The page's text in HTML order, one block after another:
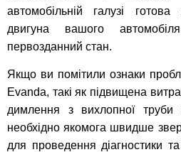
автомобільній галузі
двигуна вашого
первозданний стан.
Якщо ви помітили ознаки
Evanda, такі як підвищена
димлення з вихлопної труби
необхідно якомога швидше
для проведення діагностики